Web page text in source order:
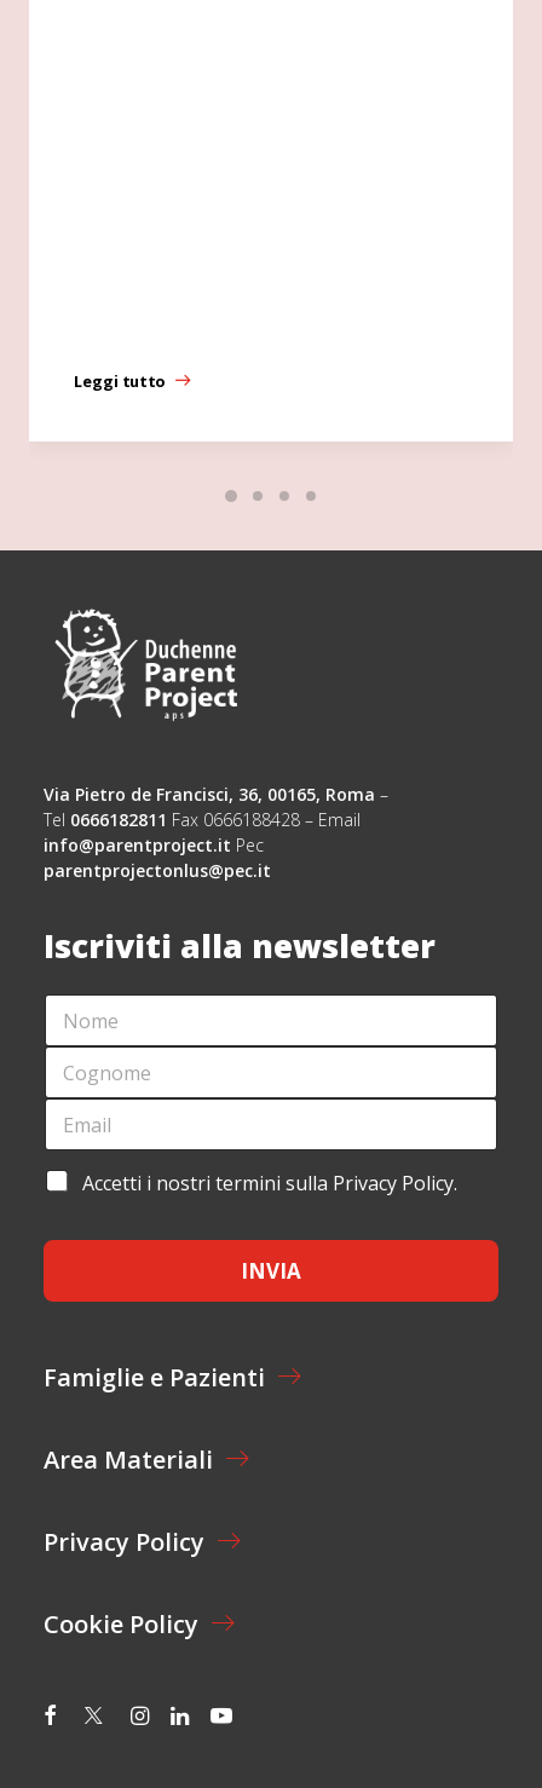
Leggi tutto
Via Pietro de Francisci, 36, 00165, Roma –
Tel 0666182811 Fax 0666188428 – Email
info@parentproject.it Pec
parentprojectonlus@pec.it
Iscriviti alla newsletter
N
M
*
C
G
O
E
*
*
C
O
N
E
E
A
I
L
A
E
T
O
*
Accetti i nostri termini sulla Privacy Policy.
INVIA
Famiglie e Pazienti
Area Materiali
Privacy Policy
Cookie Policy